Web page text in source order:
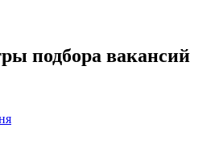
подбора вакансий